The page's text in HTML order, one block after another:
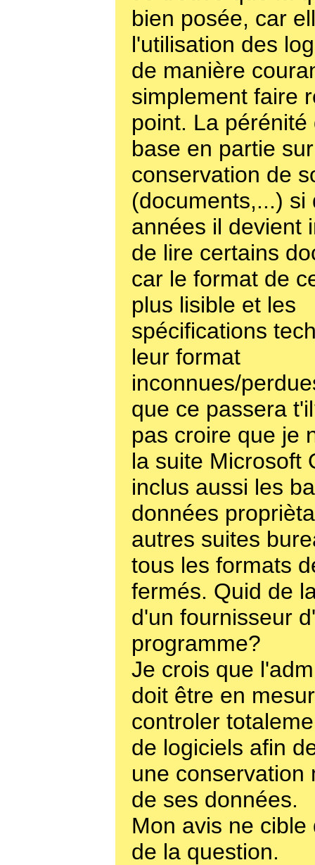
bien posée, car
l'utilisation des
de manière
simplement faire
point. La pérénité
base en partie
conservation de
(documents,...) si
années il devient
de lire certains
car le format de
plus lisible et les
spécifications
leur format
inconnues/
que ce passera
pas croire que je
la suite Microsoft
inclus aussi les
données
autres suites
tous les formats
fermés. Quid de
d'un fournisseur
programme?
Je crois que
doit être en
controler
de logiciels afin
une conservation
de ses données.
Mon avis ne cible
de la question.